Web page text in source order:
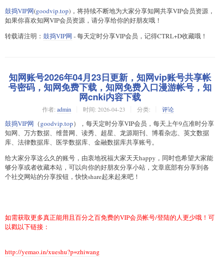
鼓捣VIP网(goodvip.top)，将持续不断地为大家分享知网共享VIP会员资源，
如果你喜欢知网VIP会员资源，请分享给你的好朋友哦！
转载请注明： 鼓捣VIP网 - 每天定时分享VIP会员，记得CTRL+D收藏哦！
知网账号2026年04月23日更新，知网vip账号共享帐
号密码，知网免费下载，知网免费入口漫游帐号，知
网cnki内容下载
作者: admin 时间: 2026-04-23 分类: 评论
鼓捣VIP网 （goodvip.top），每天定时分享VIP会员，每天上午9点准时分享
知网、万方数据、维普网、读秀、超星、龙源期刊、博看杂志、英文数据
库、法律数据库、医学数据库、金融数据库共享账号。
给大家分享这么久的账号，由衷地祝福大家天天happy，同时也希望大家能
够分享或者收藏本站，可以向你的好朋友分享小站，文章底部有分享到各
个社交网站的分享按钮，快快share起来起来吧！
如需获取更多真正能用且百分之百免费的VIP会员帐号/登陆的人更少哦！可
以戳以下链接：
http://yemao.in/xueshu?p=zhiwang